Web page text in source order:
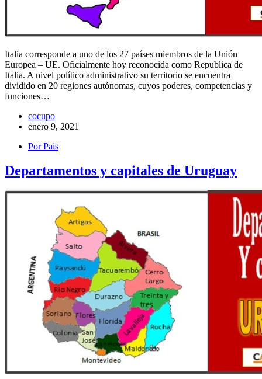
Italia corresponde a uno de los 27 países miembros de la Unión
Europea – UE. Oficialmente hoy reconocida como Republica de
Italia. A nivel político administrativo su territorio se encuentra
dividido en 20 regiones autónomas, cuyos poderes, competencias y
funciones…
cocupo
enero 9, 2021
Por Pais
Departamentos y capitales de Uruguay